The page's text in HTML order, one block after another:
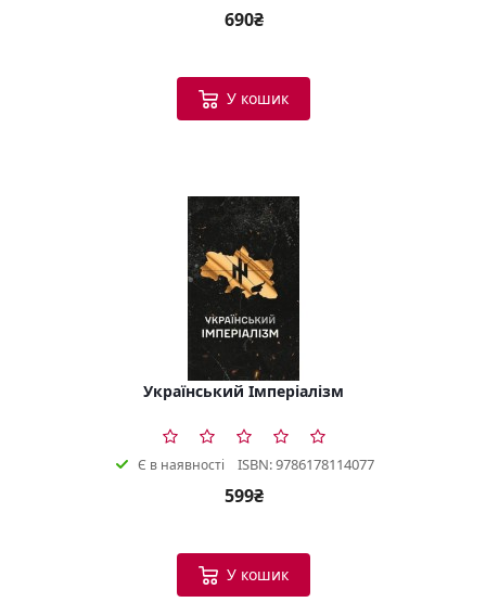
690₴
У кошик
Український Імперіалізм
Є в наявності ISBN: 9786178114077
599₴
У кошик